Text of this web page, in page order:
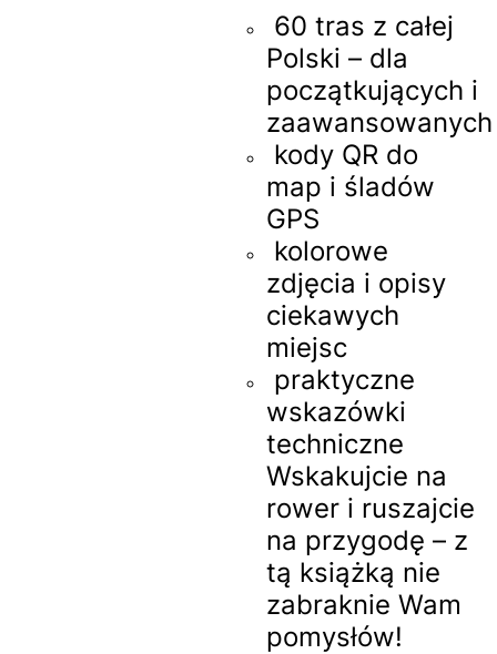
60 tras z całej
Polski – dla
początkujących i
zaawansowanych
kody QR do
map i śladów
GPS
kolorowe
zdjęcia i opisy
ciekawych
miejsc
praktyczne
wskazówki
techniczne
Wskakujcie na
rower i ruszajcie
na przygodę – z
tą książką nie
zabraknie Wam
pomysłów!